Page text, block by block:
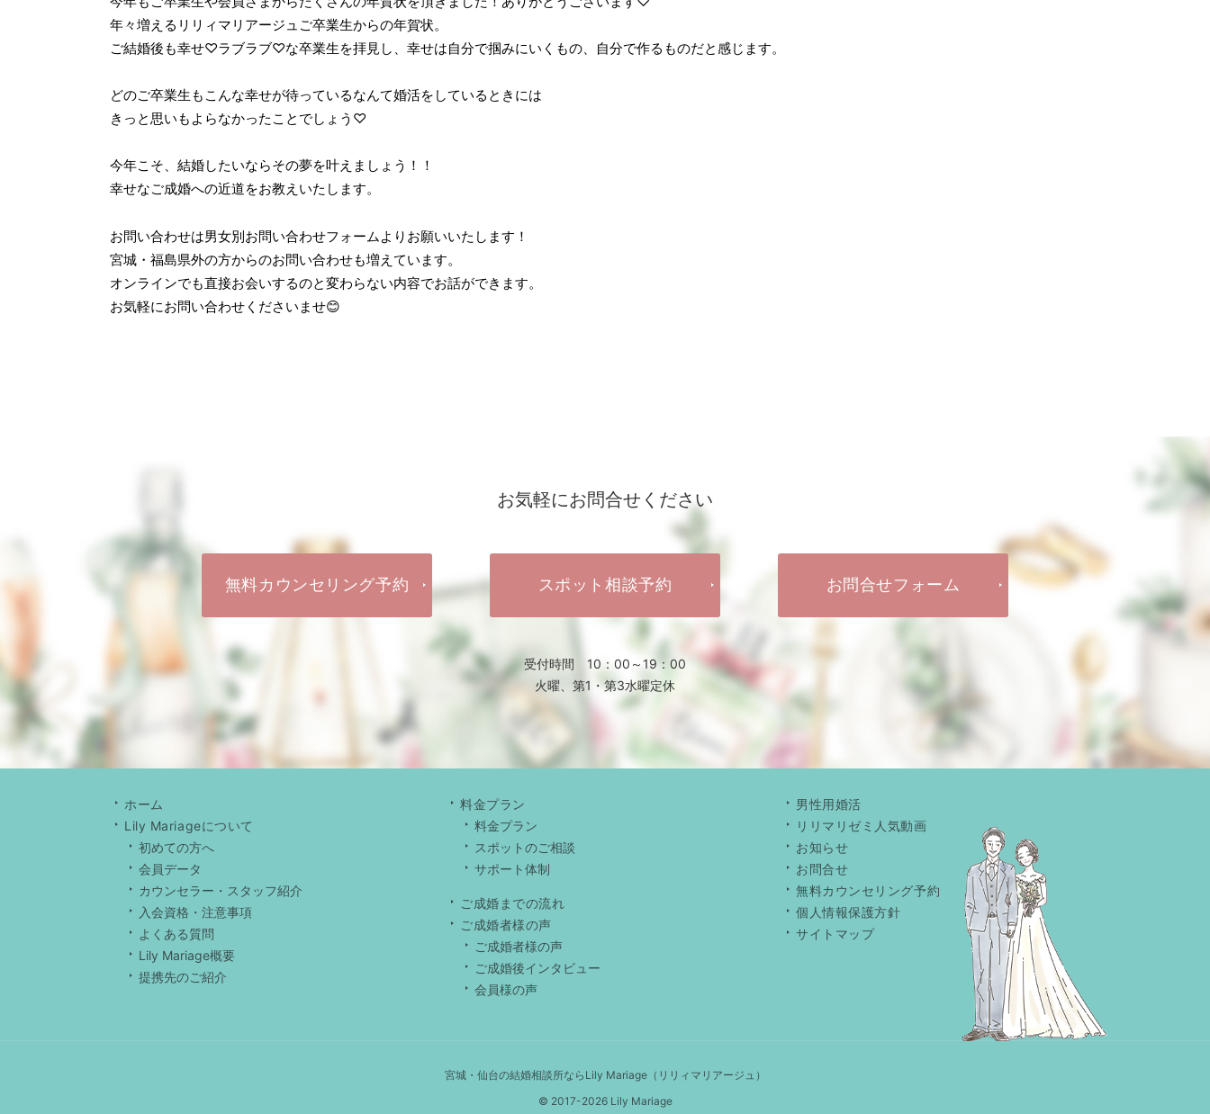
年々増えるリリィマリアージュご卒業生からの年賀状。
ご結婚後も幸せ♡ラブラブ♡な卒業生を拝見し、幸せは自分で掴みにいくもの、自分で作るものだと感じます。
どのご卒業生もこんな幸せが待っているなんて婚活をしているときには
きっと思いもよらなかったことでしょう♡
今年こそ、結婚したいならその夢を叶えましょう！！
幸せなご成婚への近道をお教えいたします。
お問い合わせは男女別お問い合わせフォームよりお願いいたします！
宮城・福島県外の方からのお問い合わせも増えています。
オンラインでも直接お会いするのと変わらない内容でお話ができます。
お気軽にお問い合わせくださいませ😊
お気軽にお問合せください
無料カウンセリング予約 スポット相談予約 お問合せフォーム
受付時間 10：00～19：00
火曜、第1・第3水曜定休
ホーム
Lily Mariageについて
初めての方へ
会員データ
カウンセラー・スタッフ紹介
入会資格・注意事項
よくある質問
Lily Mariage概要
提携先のご紹介
料金プラン
料金プラン
スポットのご相談
サポート体制
ご成婚までの流れ
ご成婚者様の声
ご成婚者様の声
ご成婚後インタビュー
会員様の声
男性用婚活
リリマリゼミ人気動画
お知らせ
お問合せ
無料カウンセリング予約
個人情報保護方針
サイトマップ
© 2017-2026 Lily Mariage
宮城・仙台の結婚相談所ならLily Mariage（リリィマリアージュ）